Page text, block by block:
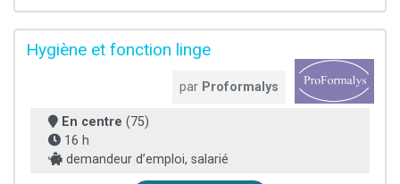
Hygiène et fonction linge
par Proformalys
En centre (75)
16 h
demandeur d’emploi, salarié